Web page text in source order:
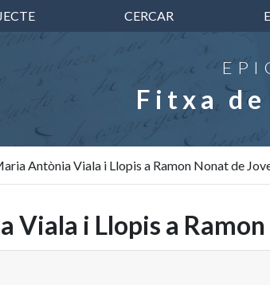
CERCAR
Fitxa
Antònia Viala i Llopis a Ramon Nonat de
Viala i Llopis a